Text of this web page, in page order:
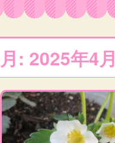
月: 2025年4月